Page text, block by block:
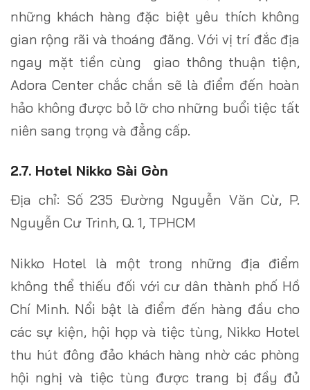
những khách hàng đặc biệt yêu thích không
gian rộng rãi và thoáng đãng. Với vị trí đắc địa
ngay mặt tiền cùng giao thông thuận tiện,
Adora Center chắc chắn sẽ là điểm đến hoàn
hảo không được bỏ lỡ cho những buổi tiệc tất
niên sang trọng và đẳng cấp.
2.7. Hotel Nikko Sài Gòn
Địa chỉ: Số 235 Đường Nguyễn Văn Cừ, P.
Nguyễn Cư Trinh, Q. 1, TPHCM
Nikko Hotel là một trong những địa điểm
không thể thiếu đối với cư dân thành phố Hồ
Chí Minh. Nổi bật là điểm đến hàng đầu cho
các sự kiện, hội họp và tiệc tùng, Nikko Hotel
thu hút đông đảo khách hàng nhờ các phòng
hội nghị và tiệc tùng được trang bị đầy đủ